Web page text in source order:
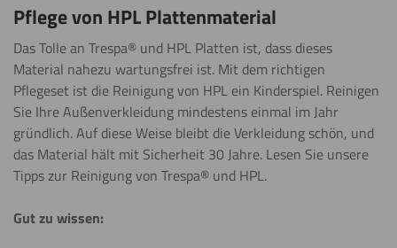
Sägen
(Kreissäge)
Weitere Informationen
Sägen
(Stichsäge)
Pflege von HPL Plattenmaterial
Das Tolle an Trespa® und HPL Platten ist, dass dieses
Material nahezu wartungsfrei ist. Mit dem richtigen
Pflegeset ist die Reinigung von HPL ein Kinderspiel. Reinigen
Sie Ihre Außenverkleidung mindestens einmal im Jahr
gründlich. Auf diese Weise bleibt die Verkleidung schön, und
das Material hält mit Sicherheit 30 Jahre. Lesen Sie unsere
Tipps zur Reinigung von Trespa® und HPL.
Gut zu wissen: